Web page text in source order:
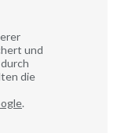
und
die
.